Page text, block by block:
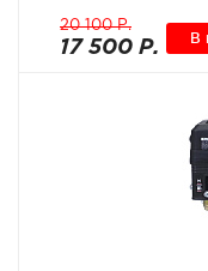
20 100 Р.
17 500 Р. В